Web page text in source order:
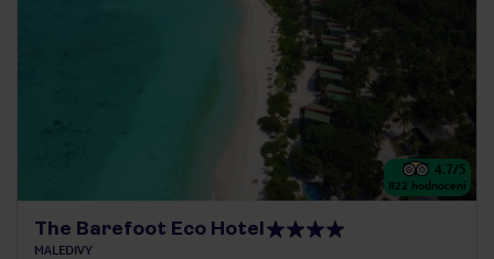
4.7/5
822 hodnocení
The Barefoot Eco Hotel
MALEDIVY